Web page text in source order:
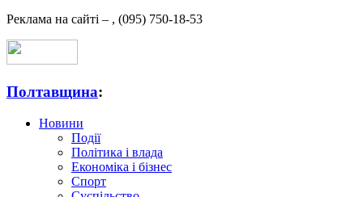
Реклама на сайті – , (095) 750-18-53
Полтавщина:
Новини
Події
Політика і влада
Економіка і бізнес
Спорт